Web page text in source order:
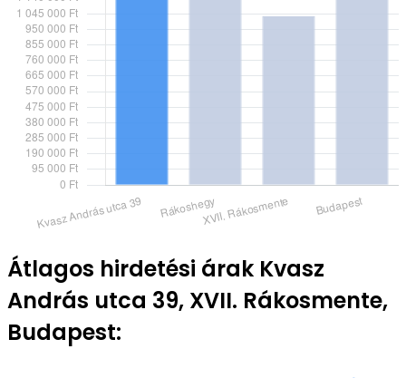
Átlagos hirdetési árak Kvasz
András utca 39, XVII. Rákosmente,
Budapest: